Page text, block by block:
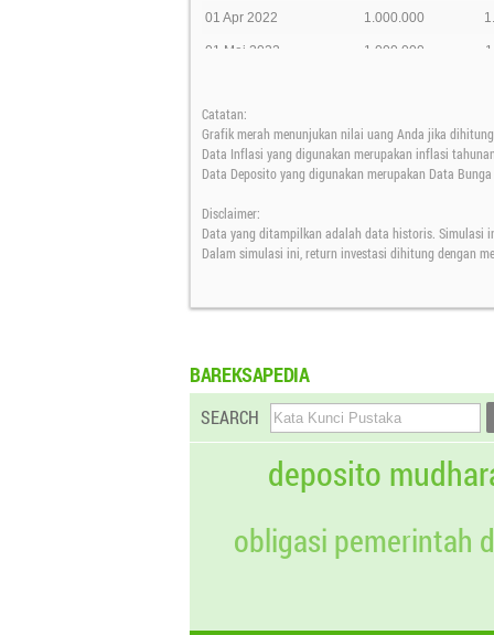
01 Apr 2022 1.000.000
01 Mei 2022 1.000.000
01 Jul 2022
01 Agt 2022 1.000.000
01 Sep 2022 1.000.000
01 Okt 2022
01 Nov 2022 1.000.000
01 Mar 2023
01 Apr 2023 1.000.000
01 Jun 2023 1.000.000
01 Agt 2023 1.000.000
Catatan:
Grafik merah menunjukan nilai uang Anda jika
Data Inflasi yang digunakan merupakan inflasi
Data Deposito yang digunakan merupakan Data
Disclaimer:
Data yang ditampilkan adalah data historis. Simulasi
Dalam simulasi ini, return investasi dihitung dengan
BAREKSAPEDIA
SEARCH
deposito
obligasi pemerintah